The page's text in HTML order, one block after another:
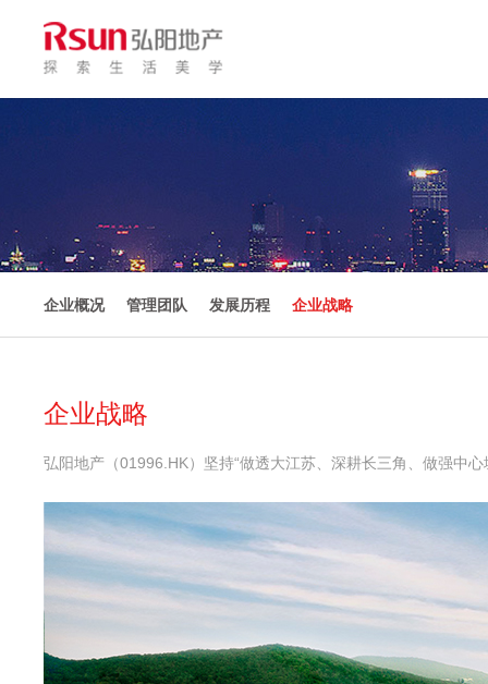
企业概况 管理团队 发展历程 企业战略
企业战略
弘阳地产（01996.HK）坚持“做透大江苏、深耕长三角、做强中